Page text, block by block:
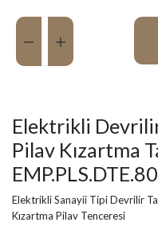
Miktar:
Elektrikli
Pilav Kızartma
EMP.PLS.DTE.80
Elektrikli Sanayii Tipi Devrilir
Kızartma Pilav Tenceresi